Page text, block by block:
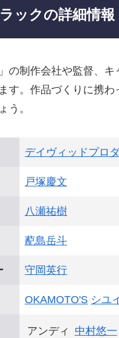
ックの詳細情報
の制作会社や監督、
す。作品づくりに携
う。
デイヴィッドプロ
戸塚慶文
八瀬祐樹
蓜島岳斗
守岡英行
OKAMOTO'S シユ
アンディ
中村悠一